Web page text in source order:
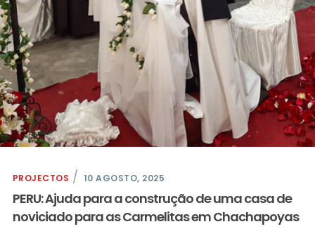
PROJECTOS 10 AGOSTO, 2025
PERU: Ajuda para a construção de uma casa de
noviciado para as Carmelitas em Chachapoyas